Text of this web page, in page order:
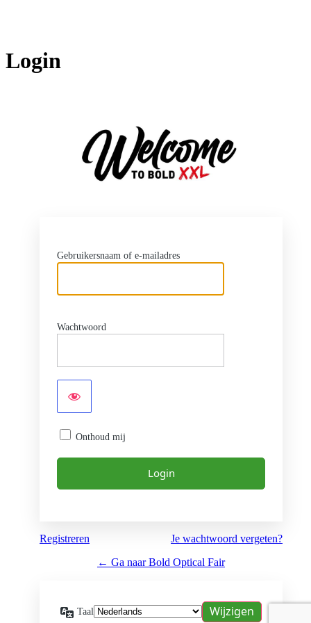
Login
Gebruikersnaam of e-mailadres
Wachtwoord
Onthoud mij
Registreren
Je wachtwoord vergeten?
← Ga naar Bold Optical Fair
Taal